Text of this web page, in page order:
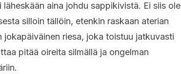
aina johdu sappikivistä. Ei siis ole
silloin tällöin, etenkin raskaan aterian
riesa, joka toistuu jatkuvasti
pitää oireita silmällä ja ongelman